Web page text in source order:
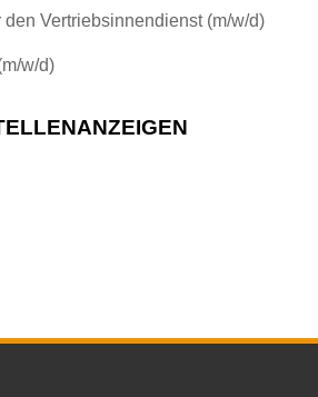
den Vertriebsinnendienst (m/w/d)
w/d)